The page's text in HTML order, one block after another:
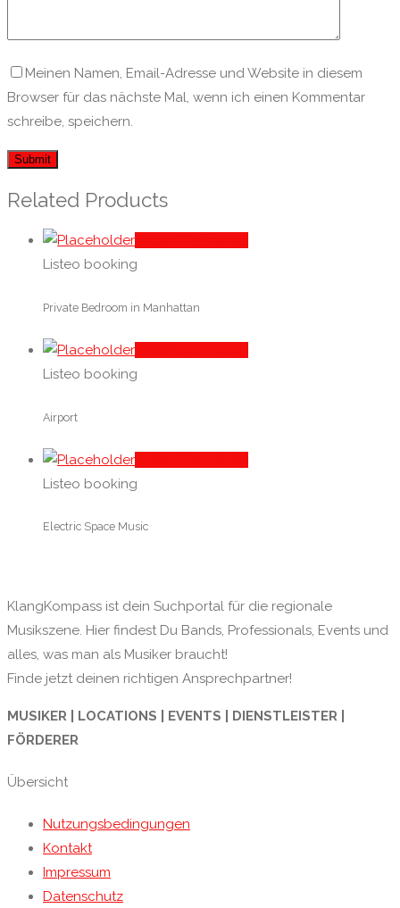
Meinen Namen, Email-Adresse und Website in diesem
Browser für das nächste Mal, wenn ich einen Kommentar
schreibe, speichern.
Related Products
Listeo booking
Private Bedroom in Manhattan
Listeo booking
Airport
Listeo booking
Electric Space Music
KlangKompass ist dein Suchportal für die regionale
Musikszene. Hier findest Du Bands, Professionals, Events und
alles, was man als Musiker braucht!
Finde jetzt deinen richtigen Ansprechpartner!
MUSIKER | LOCATIONS | EVENTS | DIENSTLEISTER |
FÖRDERER
Übersicht
Nutzungsbedingungen
Kontakt
Impressum
Datenschutz